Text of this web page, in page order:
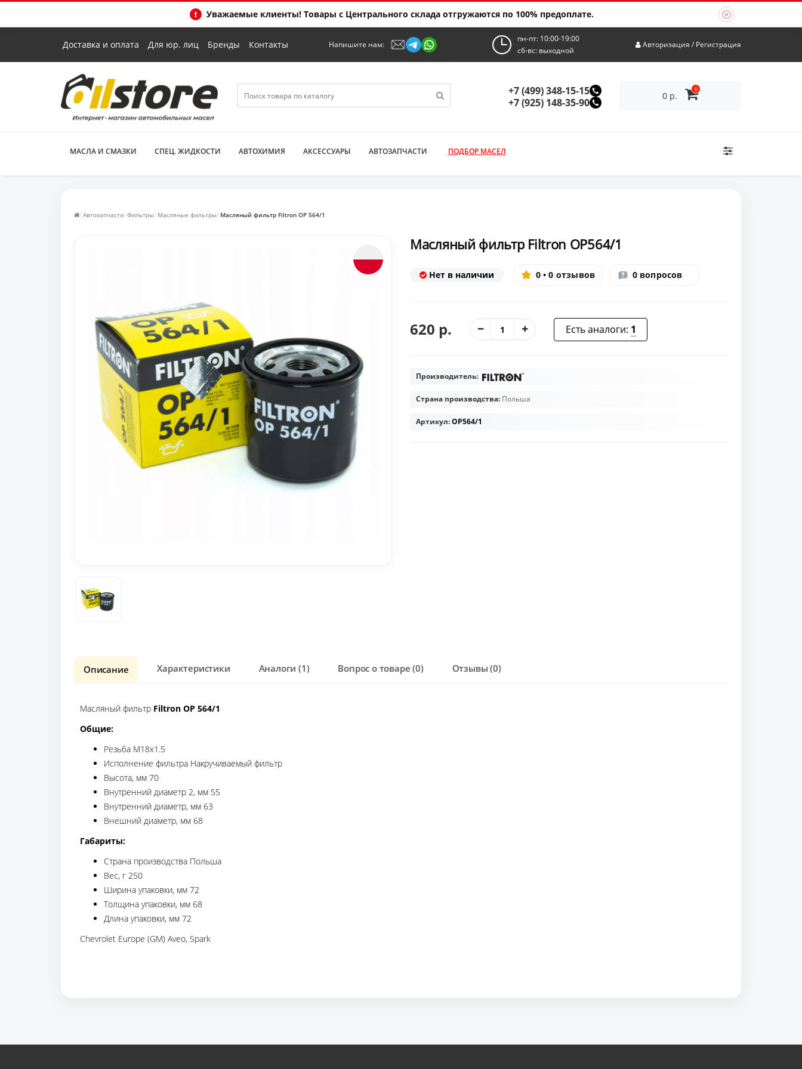
Уважаемые клиенты! Товары с Центрального склада отгружаются по 100% предоплате.
Доставка и оплата Для юр. лиц Бренды Контакты Напишите нам:
пн-пт: 10:00-19:00
сб-вс: выходной
Авторизация / Регистрация
+7 (499) 348-15-15
+7 (925) 148-35-90
0 р.
0
МАСЛА И СМАЗКИ СПЕЦ. ЖИДКОСТИ АВТОХИМИЯ АКСЕССУАРЫ АВТОЗАПЧАСТИ ПОДБОР МАСЕЛ
Автозапчасти Фильтры Масляные фильтры Масляный фильтр Filtron OP 564/1
Масляный фильтр Filtron OP564/1
Нет в наличии 0 • 0 отзывов 0 вопросов
620 р. Есть аналоги: 1
Производитель:
Страна производства: Польша
Артикул:OP564/1
Описание Характеристики Аналоги (1) Вопрос о товаре (0) Отзывы (0)
Масляный фильтр Filtron OP 564/1
Общие:
Резьба M18x1.5
Исполнение фильтра Накручиваемый фильтр
Высота, мм 70
Внутренний диаметр 2, мм 55
Внутренний диаметр, мм 63
Внешний диаметр, мм 68
Габариты:
Страна производства Польша
Вес, г 250
Ширина упаковки, мм 72
Толщина упаковки, мм 68
Длина упаковки, мм 72
Chevrolet Europe (GM) Aveo, Spark